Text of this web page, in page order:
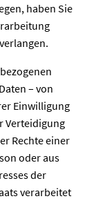
haben Sie
– von
Einwilligung
Verteidigung
Rechte einer
oder aus
der
verarbeitet